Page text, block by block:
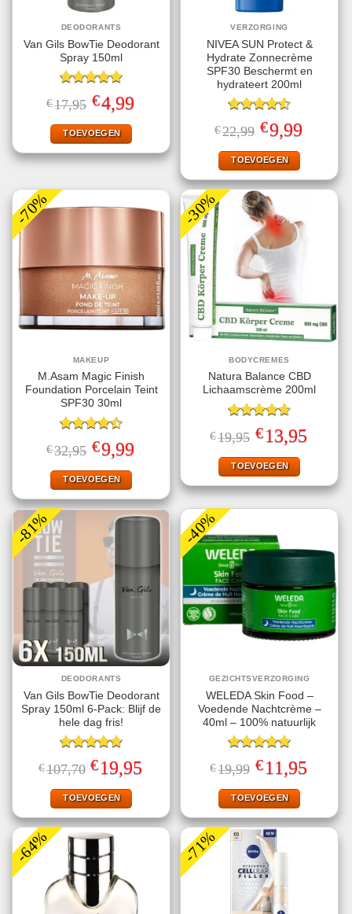
DEODORANTS
Van Gils BowTie Deodorant
Spray 150ml
Gewaardeerd
5.00uit 5
€17,95 Oorspronkelijke
prijs
was:
€17,95.
€4,99Huidige
prijs
TOEVOEGEN
VERZORGING
NIVEA SUN Protect &
Hydrate Zonnecrème
SPF30 Beschermt en
hydrateert 200ml
Gewaardeerd
4.56uit 5
€22,99 Oorspronkelijke
prijs
was:
€22,99.
€9,99Huidige
prijs
TOEVOEGEN
-70%
MAKEUP
M.Asam Magic Finish
Foundation Porcelain Teint
SPF30 30ml
Gewaardeerd
4.50uit 5
€32,95 Oorspronkelijke
prijs
was:
€32,95.
€9,99Huidige
prijs
TOEVOEGEN
-30%
BODYCREMES
Natura Balance CBD
Lichaamscrème 200ml
Gewaardeerd
4.67uit 5
€19,95 Oorspronkelijke
prijs
was:
€19,95.
€13,95prijs
TOEVOEGEN
-81%
DEODORANTS
Van Gils BowTie Deodorant
Spray 150ml 6-Pack: Blijf de
hele dag fris!
Gewaardeerd
5.00uit 5
€107,70 Oorspronkelijke
prijs
was:
€107,70.
€19,95
TOEVOEGEN
-40%
GEZICHTSVERZORGING
WELEDA Skin Food –
Voedende Nachtcrème –
40ml – 100% natuurlijk
Gewaardeerd
5.00uit 5
€19,99 Oorspronkelijke
prijs
was:
€19,99.
€11,95prijs
TOEVOEGEN
-64% -71%